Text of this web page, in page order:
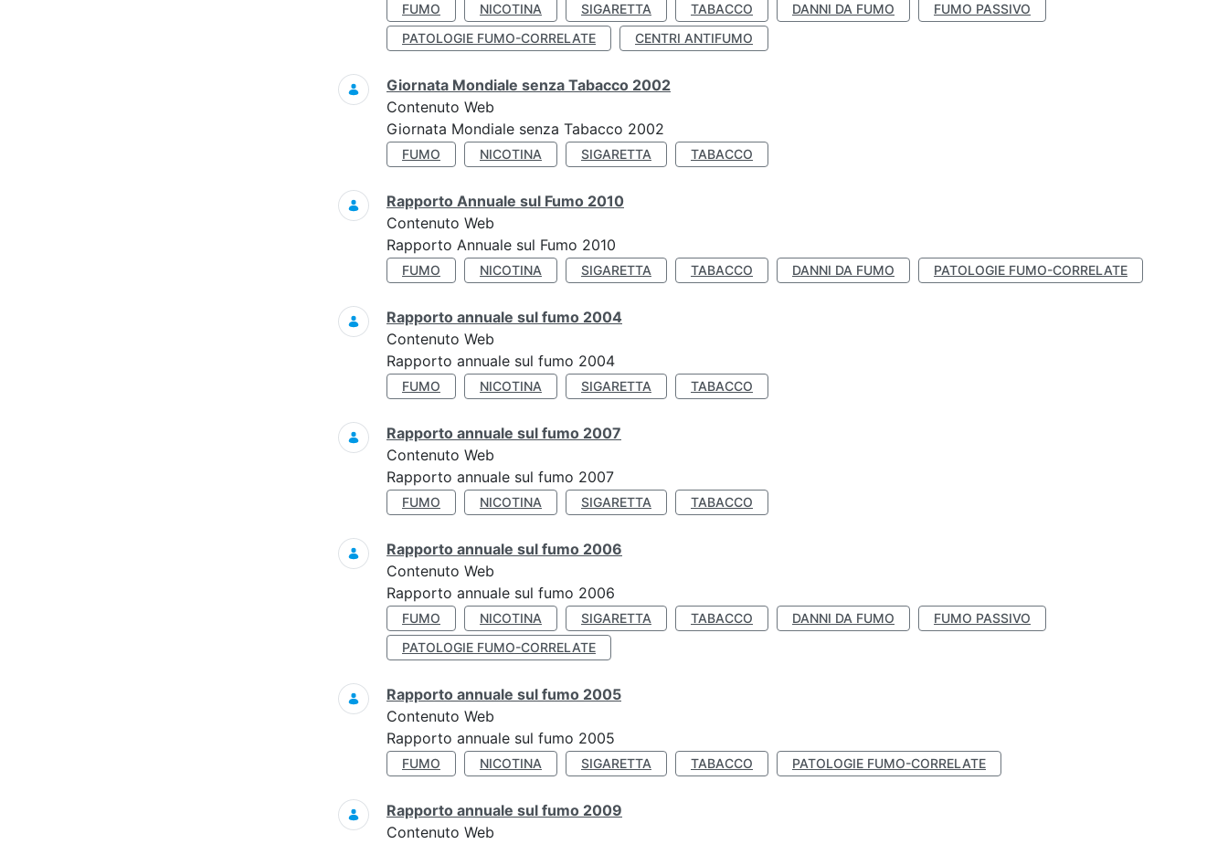
FUMO NICOTINA SIGARETTA TABACCO DANNI DA FUMO
FUMO PASSIVO
PATOLOGIE FUMO-CORRELATE
CENTRI ANTIFUMO
Giornata Mondiale senza Tabacco 2002
Contenuto Web
Giornata Mondiale senza Tabacco 2002
FUMO NICOTINA SIGARETTA TABACCO
Rapporto Annuale sul Fumo 2010
Contenuto Web
Rapporto Annuale sul Fumo 2010
FUMO NICOTINA SIGARETTA TABACCO DANNI DA FUMO PATOLOGIE FUMO-CORRELATE
Rapporto annuale sul fumo 2004
Contenuto Web
Rapporto annuale sul fumo 2004
FUMO NICOTINA SIGARETTA TABACCO
Rapporto annuale sul fumo 2007
Contenuto Web
Rapporto annuale sul fumo 2007
FUMO NICOTINA SIGARETTA TABACCO
Rapporto annuale sul fumo 2006
Contenuto Web
Rapporto annuale sul fumo 2006
FUMO NICOTINA SIGARETTA TABACCO DANNI DA FUMO
FUMO PASSIVO
PATOLOGIE FUMO-CORRELATE
Rapporto annuale sul fumo 2005
Contenuto Web
Rapporto annuale sul fumo 2005
FUMO NICOTINA SIGARETTA TABACCO PATOLOGIE FUMO-CORRELATE
Rapporto annuale sul fumo 2009
Contenuto Web